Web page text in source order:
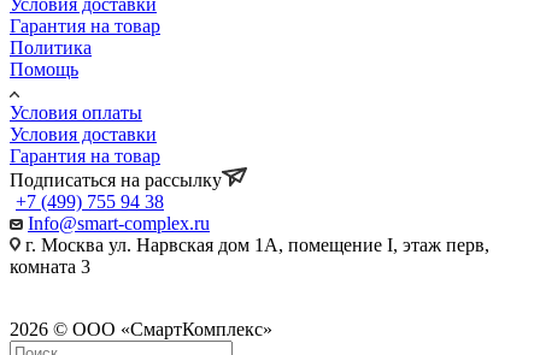
Гарантия на товар
Политика
Помощь
Условия оплаты
Условия доставки
Гарантия на товар
Подписаться на рассылку
+7 (499) 755 94 38
Info@smart-complex.ru
г. Москва ул. Нарвская дом 1А, помещение I, этаж перв,
комната 3
2026 © ООО «СмартКомплекс»